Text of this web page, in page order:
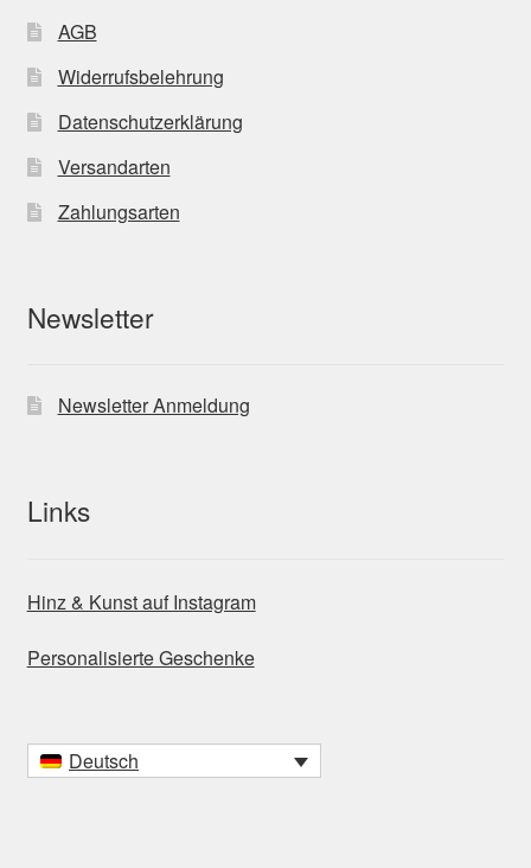
AGB
Widerrufsbelehrung
Datenschutzerklärung
Versandarten
Zahlungsarten
Newsletter
Newsletter Anmeldung
Links
Hinz & Kunst auf Instagram
Personalisierte Geschenke
Deutsch